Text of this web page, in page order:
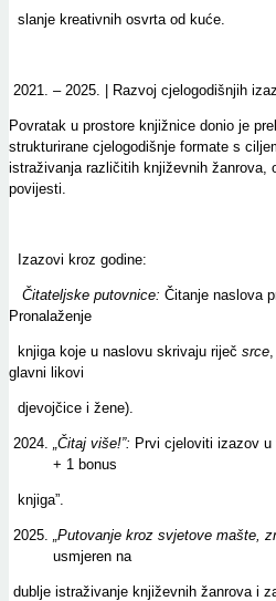
slanje kreativnih osvrta od kuće.
– 2025. | Razvoj cjelogodišnjih
Povratak u prostore knjižnice donio je
strukturirane cjelogodišnje formate s
istraživanja različitih književnih žanrova,
povijesti.
Izazovi kroz godine:
Čitateljske putovnice: Čitanje naslova
Pronalaženje
knjiga koje u naslovu skrivaju riječ srce
glavni likovi
djevojčice i žene).
„Čitaj više!”: Prvi cjeloviti izazov u
+ 1 bonus
knjiga”.
„Putovanje kroz svjetove mašte,
usmjeren na
dublje istraživanje književnih žanrova i